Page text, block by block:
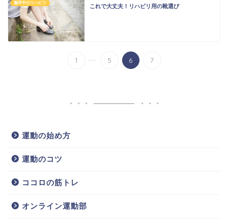
脳卒中のリハビリ
これで大丈夫！リハビリ用の靴選び
1 ... 5 6 7
運動の始め方
運動のコツ
ココロの筋トレ
オンライン運動部